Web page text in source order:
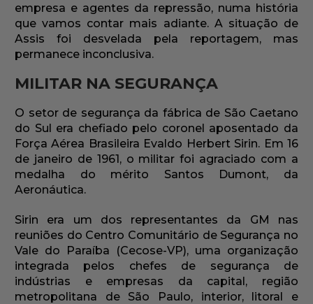
empresa e agentes da repressão, numa história
que vamos contar mais adiante. A situação de
Assis foi desvelada pela reportagem, mas
permanece inconclusiva.
MILITAR NA SEGURANÇA
O setor de segurança da fábrica de São Caetano
do Sul era chefiado pelo coronel aposentado da
Força Aérea Brasileira Evaldo Herbert Sirin. Em 16
de janeiro de 1961, o militar foi agraciado com a
medalha do mérito Santos Dumont, da
Aeronáutica.
Sirin era um dos representantes da GM nas
reuniões do Centro Comunitário de Segurança no
Vale do Paraíba (Cecose-VP), uma organização
integrada pelos chefes de segurança de
indústrias e empresas da capital, região
metropolitana de São Paulo, interior, litoral e